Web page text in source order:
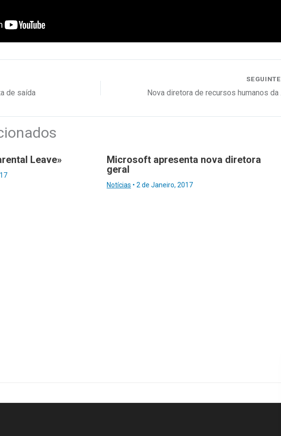
de saída
SEGUINTE
Leave»
Microsoft apresenta nova diretora
geral
Notícias • 2 de Janeiro, 2017